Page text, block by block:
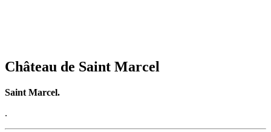
Château de Saint Marcel
Saint Marcel.
.